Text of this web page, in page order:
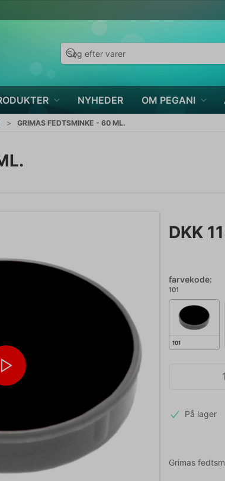
NYHEDER OM PEGANI
GRIMAS FEDTSMINKE - 60 ML.
DKK
farvekode:
101
101
På lager
Grimas